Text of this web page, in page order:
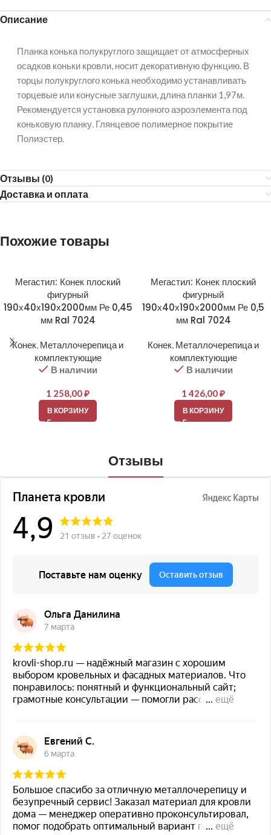
Описание
Планка конька полукруглого защищает от атмосферных
осадков коньки кровли, носит декоративную функцию. В
торцы полукруглого конька необходимо устанавливать
торцевые или конусные заглушки, длина планки 1,97м.
Рекомендуется установка рулонного аэроэлемента под
коньковую планку. Глянцевое полимерное покрытие
Полиэстер.
Отзывы (0)
Доставка и оплата
Похожие товары
Мегастил: Конек плоский
фигурный
190х40х190х2000мм Ре 0,45
мм Ral 7024
Конек, Металлочерепица и
комплектующие
В наличии
1 258,00₽
В КОРЗИНУ
Мегастил: Конек плоский
фигурный
190х40х190х2000мм Ре 0,5
мм Ral 7024
Конек, Металлочерепица и
комплектующие
В наличии
1 426,00₽
В КОРЗИНУ
Отзывы